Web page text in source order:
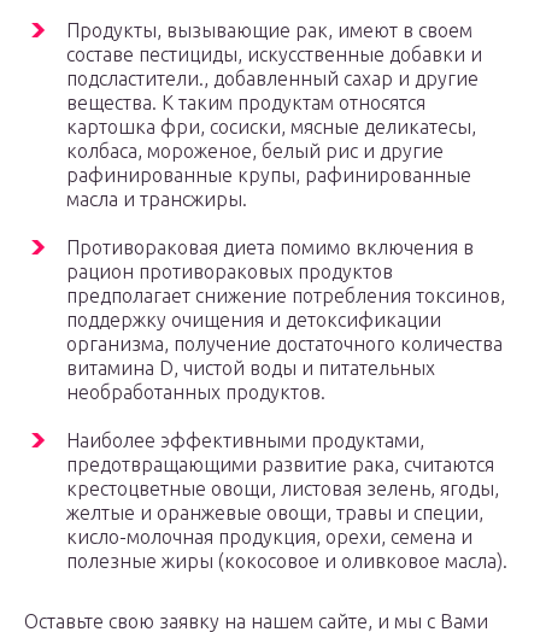
Продукты, вызывающие рак, имеют в своем
составе пестициды, искусственные добавки и
подсластители., добавленный сахар и другие
вещества. К таким продуктам относятся
картошка фри, сосиски, мясные деликатесы,
колбаса, мороженое, белый рис и другие
рафинированные крупы, рафинированные
масла и трансжиры.
Противораковая диета помимо включения в
рацион противораковых продуктов
предполагает снижение потребления токсинов,
поддержку очищения и детоксификации
организма, получение достаточного количества
витамина D, чистой воды и питательных
необработанных продуктов.
Наиболее эффективными продуктами,
предотвращающими развитие рака, считаются
крестоцветные овощи, листовая зелень, ягоды,
желтые и оранжевые овощи, травы и специи,
кисло-молочная продукция, орехи, семена и
полезные жиры (кокосовое и оливковое масла).
Оставьте свою заявку на нашем сайте, и мы с Вами